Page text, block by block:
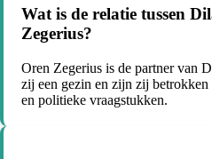
Wat is de relatie tussen
Zegerius?
Oren Zegerius is de partner van
zij een gezin en zijn zij
en politieke vraagstukken.